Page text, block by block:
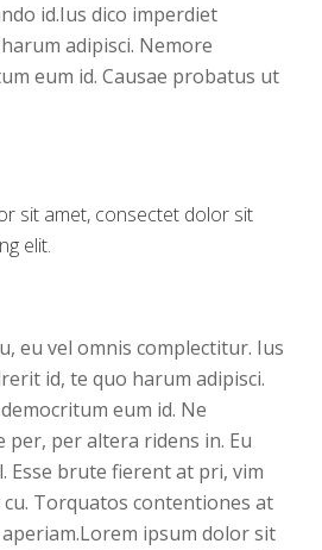
id.Ius dico imperdiet
adipisci. Nemore
eum id. Causae probatus ut
sit amet, consectet dolor sit
elit.
eu vel omnis complectitur. Ius
id, te quo harum adipisci.
eum id. Ne
per, per altera ridens in. Eu
Esse brute fierent at pri, vim
Torquatos contentiones at
ipsum dolor sit